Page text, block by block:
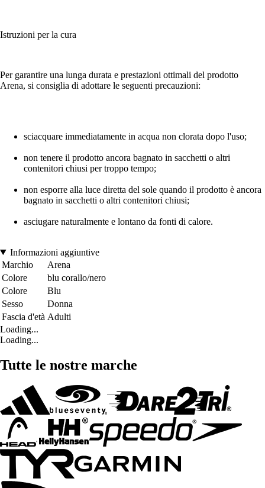
Istruzioni per la cura
Per garantire una lunga durata e prestazioni ottimali del prodotto
Arena, si consiglia di adottare le seguenti precauzioni:
sciacquare immediatamente in acqua non clorata dopo l'uso;
non tenere il prodotto ancora bagnato in sacchetti o altri
contenitori chiusi per troppo tempo;
non esporre alla luce diretta del sole quando il prodotto è ancora
bagnato in sacchetti o altri contenitori chiusi;
asciugare naturalmente e lontano da fonti di calore.
Informazioni aggiuntive
Marchio
Arena
Colore
blu corallo/nero
Colore
Blu
Sesso
Donna
Fascia d'età Adulti
Loading...
Loading...
Tutte le nostre marche